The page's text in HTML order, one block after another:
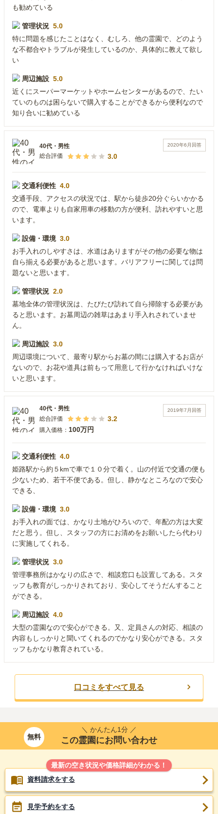
も勧めている
管理状況 5.0
特に問題を感じたことはなく、むしろ、他の霊園で、どのよう
な不都合やトラブルが発生しているのか、具体的に教えて欲し
い
周辺施設 5.0
近くにスーパーマーケットやホームセンターがあるので、たい
ていのものは困らないで購入することができるから便利なので
知り合いに勧めている
2020年6月 回答
40代 ・ 男性
総合評価
3.0
交通利便性 4.0
交通手段、アクセスの状況では、駅から徒歩20分ぐらいかかる
ので、電車よりも自家用車の移動の方が便利、訪れやすいと思
います。
設備・環境 3.0
お手入れのしやすさは、水道はありますがその他の必要な物は
自ら揃える必要があると思います。バリアフリーに関しては問
題ないと思います。
管理状況 2.0
墓地全体の管理状況は、たびたび訪れて自ら掃除する必要があ
ると思います。お墓周辺の雑草はあまり手入れされていませ
ん。
周辺施設 3.0
周辺環境について、最寄り駅からお墓の間には購入するお店が
ないので、お花や道具は前もって用意して行かなければいけな
いと思います。
2019年7月 回答
40代 ・ 男性
総合評価
3.2
購入価格： 100万円
交通利便性 4.0
姫路駅から約５kmで車で１０分で着く。山の付近で交通の便も
少ないため、若干不便である。但し、静かなところなので安心
できる、
設備・環境 3.0
お手入れの面では、かなり土地がひろいので、年配の方は大変
だと思う。但し、スタッフの方にお清めをお願いしたら代わり
に実施してくれる。
管理状況 3.0
管理事務所はかなりの広さで、相談窓口も設置してある。スタ
ッフも教育がしっかりされており、安心してそうだんすること
ができる。
周辺施設 4.0
大型の霊園なので安心ができる。又、定員さんの対応、相談の
内容もしっかりと聞いてくれるのでかなり安心ができる。スタ
ッフもかなり教育されている。
口コミをすべて見る
無料
＼ かんたん1分 ／
この霊園にお問い合わせ
最新の空き状況や価格詳細がわかる！
資料請求をする
見学予約をする